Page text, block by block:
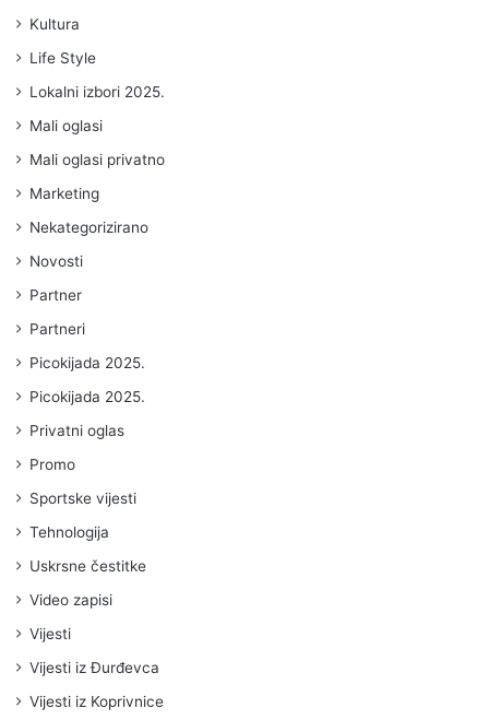
Kultura
Life Style
Lokalni izbori 2025.
Mali oglasi
Mali oglasi privatno
Marketing
Nekategorizirano
Novosti
Partner
Partneri
Picokijada 2025.
Picokijada 2025.
Privatni oglas
Promo
Sportske vijesti
Tehnologija
Uskrsne čestitke
Video zapisi
Vijesti
Vijesti iz Đurđevca
Vijesti iz Koprivnice